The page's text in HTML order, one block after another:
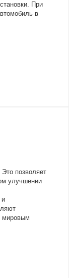
При
в
позволяет
улучшении
и
мировым